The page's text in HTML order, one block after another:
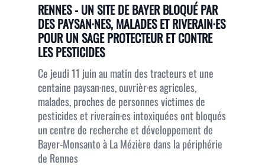
RENNES - UN SITE DE BAYER BLOQUÉ PAR
DES PAYSAN·NES, MALADES ET RIVERAIN·ES
POUR UN SAGE PROTECTEUR ET CONTRE
LES PESTICIDES
Ce jeudi 11 juin au matin des tracteurs et une
centaine paysan·nes, ouvrièr·es agricoles,
malades, proches de personnes victimes de
pesticides et riverain·es intoxiquées ont bloqués
un centre de recherche et développement de
Bayer-Monsanto à La Mézière dans la périphérie
de Rennes